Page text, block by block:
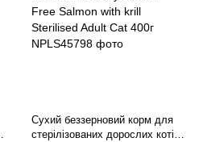
Сухий беззерновий корм для
стерілізованих дорослих котів